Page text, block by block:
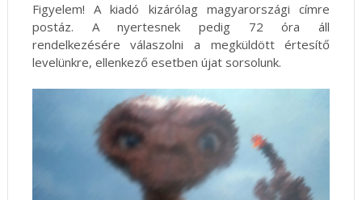
Figyelem! A kiadó kizárólag magyarországi címre
postáz. A nyertesnek pedig 72 óra áll
rendelkezésére válaszolni a megküldött értesítő
levelünkre, ellenkező esetben újat sorsolunk.